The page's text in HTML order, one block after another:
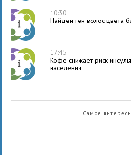
10:30
Найден ген волос цвета
17:45
Кофе снижает риск
населения
Самое